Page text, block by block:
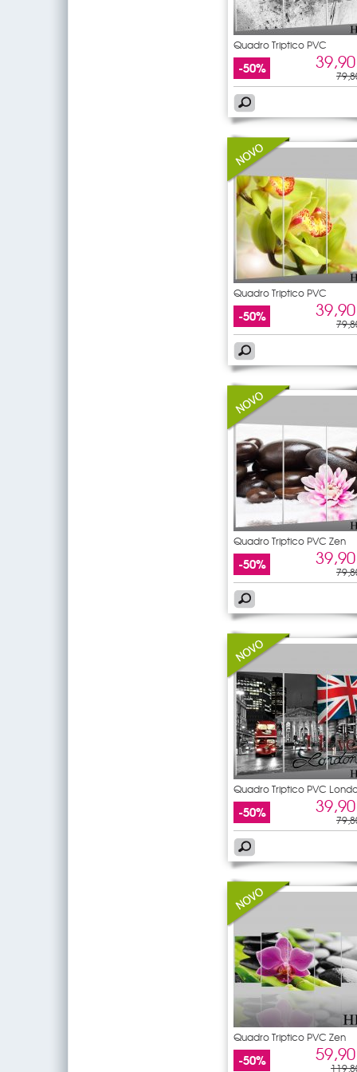
Quadro Triptico PVC
Abstratos
-50%
Quadro Triptico PVC
orquídea
-50%
Quadro Triptico PVC Zen
-50%
Quadro Triptico PVC
-50%
Quadro Triptico PVC Zen
-50%